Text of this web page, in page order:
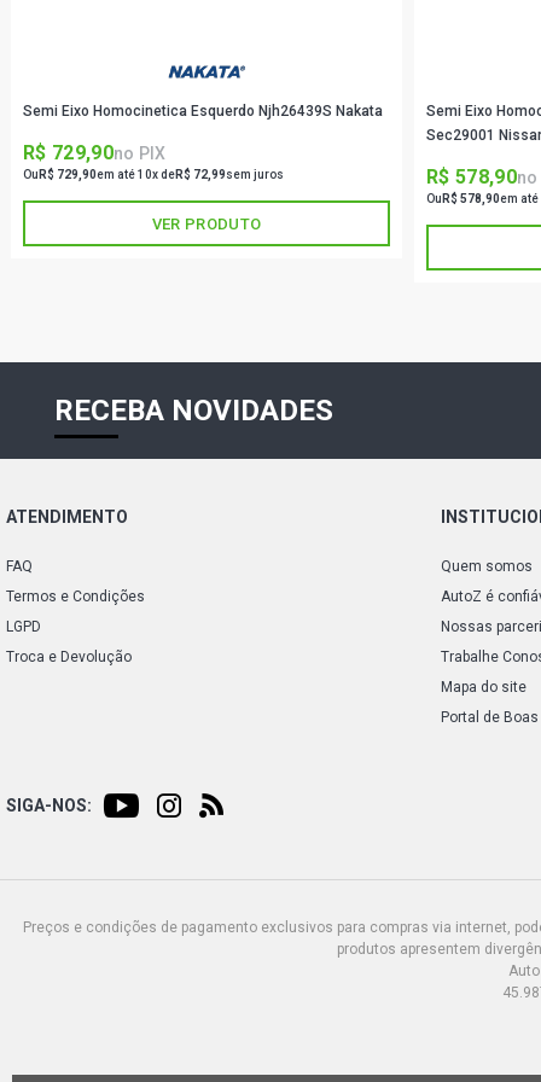
Semi Eixo Homocinetica Esquerdo Njh26439S Nakata
R$ 729,90no PIX
Ou R$ 729,90em até 10x deR$ 72,99sem juros
VER PRODUTO
Semi Eixo
R$ 578,90no
Ou R$ 578,90em até
RECEBA NOVIDADES
ATENDIMENTO
FAQ
Termos e Condições
LGPD
Troca e Devolução
Quem somos
AutoZ é
Nossas
Trabalhe
Mapa do site
Portal de
SIGA-NOS:
Preços e condições de pagamento exclusivos para compras via internet,
produtos apresentem